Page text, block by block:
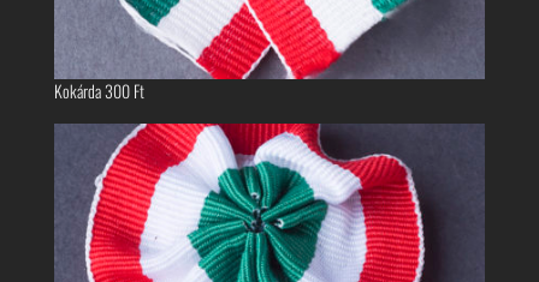
Kokárda300Ft